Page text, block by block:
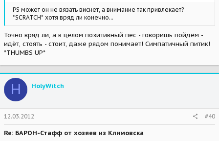
PS может он не вязать виснет, а внимание так привлекает?
*SCRATCH* хотя вряд ли конечно...
Точно вряд ли, а в целом позитивный пес - говоришь пойдём -
идёт, стоять - стоит, даже рядом понимает! Симпатичный питик!
*THUMBS UP*
H HolyWitch
12.03.2012 #40
Re: БАРОН-Стафф от хозяев из Климовска